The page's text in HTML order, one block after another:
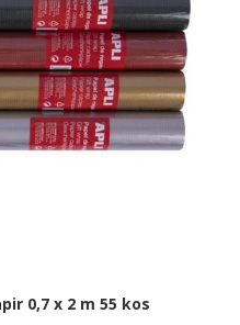
0,7 x 2 m 55 kos